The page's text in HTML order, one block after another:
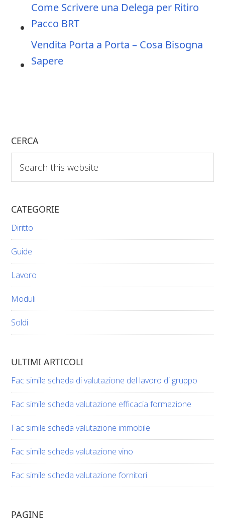
Come Scrivere una Delega per Ritiro
Pacco BRT
Vendita Porta a Porta – Cosa Bisogna
Sapere
CERCA
this
website
CATEGORIE
Diritto
Guide
Lavoro
Moduli
Soldi
ULTIMI ARTICOLI
Fac simile scheda di valutazione del lavoro di gruppo​​
Fac simile scheda valutazione efficacia formazione​​
Fac simile scheda valutazione immobile​​
Fac simile scheda valutazione vino​​​
Fac simile scheda valutazione fornitori​​
PAGINE